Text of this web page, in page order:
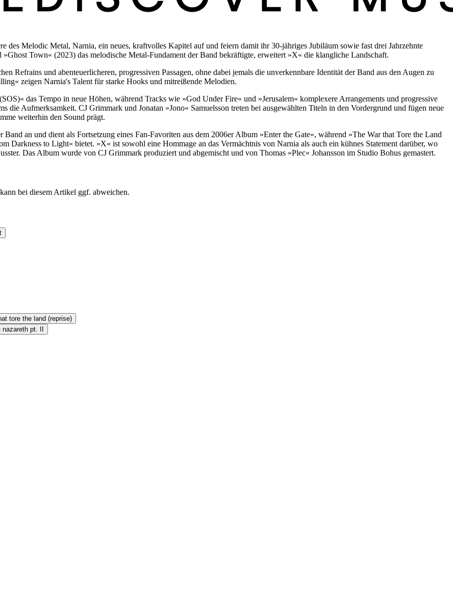
des Melodic Metal, Narnia, ein neues, kraftvolles Kapitel auf und feiern damit ihr 30-jähriges Jubiläum sowie fast drei Jahrzehnte
Town« (2023) das melodische Metal-Fundament der Band bekräftigte, erweitert »X« die klangliche Landschaft.
Refrains und abenteuerlicheren, progressiven Passagen, ohne dabei jemals die unverkennbare Identität der Band aus den Augen zu
zeigen Narnia's Talent für starke Hooks und mitreißende Melodien.
das Tempo in neue Höhen, während Tracks wie »God Under Fire« und »Jerusalem« komplexere Arrangements und progressive
die Aufmerksamkeit. CJ Grimmark und Jonatan »Jono« Samuelsson treten bei ausgewählten Titeln in den Vordergrund und fügen neue
weiterhin den Sound prägt.
an und dient als Fortsetzung eines Fan-Favoriten aus dem 2006er Album »Enter the Gate«, während »The War that Tore the Land
Darkness to Light« bietet. »X« ist sowohl eine Hommage an das Vermächtnis von Narnia als auch ein kühnes Statement darüber, wo
Das Album wurde von CJ Grimmark produziert und abgemischt und von Thomas »Plec« Johansson im Studio Bohus gemastert.
bei diesem Artikel ggf. abweichen.
tore the land (reprise)
pt. II